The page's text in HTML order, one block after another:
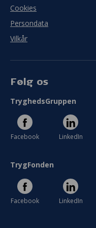
Cookies
Persondata
Vilkår
Følg os
TryghedsGruppen
Facebook LinkedIn
TrygFonden
Facebook LinkedIn